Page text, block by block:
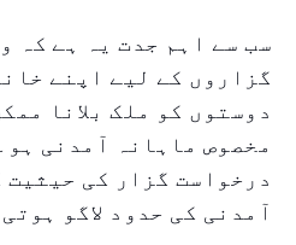
سب سے اہم جدت یہ ہے کہ
گزاروں کے لیے اپنے
دوستوں کو ملک بلانا
مخصوص ماہانہ آمدنی
درخواست گزار کی
آمدنی کی حدود لاگو